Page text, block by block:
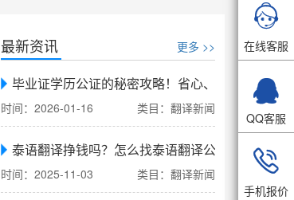
最新资讯 更多 >>
毕业证学历公证的秘密攻略！省心、省力、省时
时间：2026-01-16 类目：翻译新闻
泰语翻译挣钱吗？怎么找泰语翻译公司翻译
时间：2025-11-03 类目：翻译新闻

在线客服

QQ客服

手机报价